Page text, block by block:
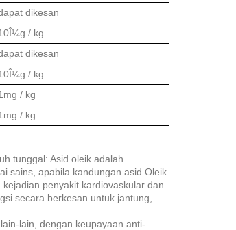
dikesan
/ kg
dikesan
/ kg
/ kg
/ kg
tunggal: Asid oleik adalah
sains, apabila kandungan asid Oleik
penyakit kardiovaskular dan
secara berkesan untuk jantung,
lain, dengan keupayaan anti-